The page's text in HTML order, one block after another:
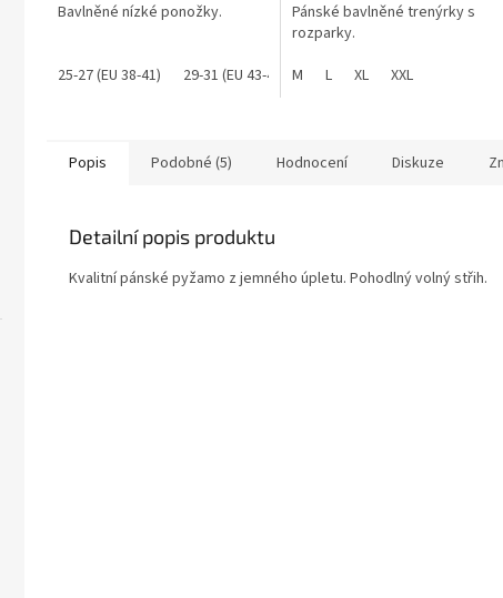
Bavlněné nízké ponožky.
25-27 (EU 38-41) 29-31 (EU 43-45)
Pánské bavlněné trenýrky s
rozparky.
M
L XL XXL
Popis Podobné (5) Hodnocení Diskuze
Detailní popis produktu
Kvalitní pánské pyžamo z jemného úpletu. Pohodlný volný střih.